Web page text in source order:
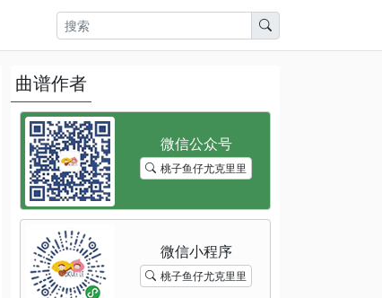
曲谱作者
桃子鱼仔尤克里里
桃子鱼仔尤克里里